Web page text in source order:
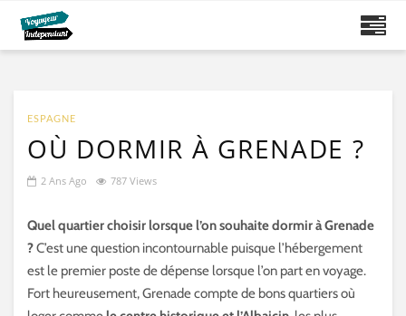
ESPAGNE
OÙ DORMIR À GRENADE ?
2 Ans Ago 787 Views
Quel quartier choisir lorsque l’on souhaite dormir à Grenade
?C’est une question incontournable puisque l’hébergement
est le premier poste de dépense lorsque l’on part en voyage.
Fort heureusement, Grenade compte de bons quartiers où